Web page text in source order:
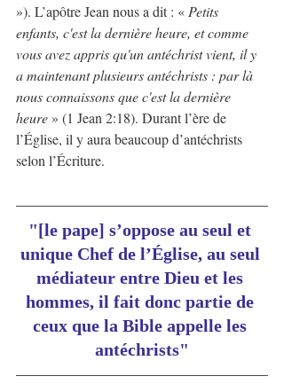
»). L’apôtre Jean nous a dit : « Petits
enfants, c'est la dernière heure, et comme
vous avez appris qu'un antéchrist vient, il y
a maintenant plusieurs antéchrists : par là
nous connaissons que c'est la dernière
heure » (1 Jean 2:18). Durant l’ère de
l’Église, il y aura beaucoup d’antéchrists
selon l’Écriture.
"[le pape] s’oppose au seul et
unique Chef de l’Église, au seul
médiateur entre Dieu et les
hommes, il fait donc partie de
ceux que la Bible appelle les
antéchrists"